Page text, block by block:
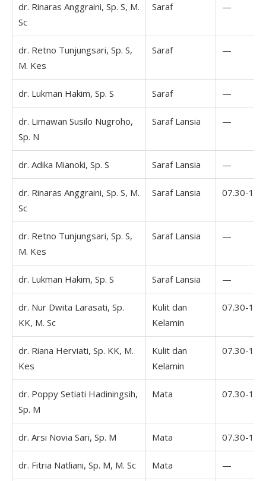
dr. Rinaras Anggraini, Sp. S, M.
Sc
Saraf —
dr. Retno Tunjungsari, Sp. S,
M. Kes
Saraf —
dr. Lukman Hakim, Sp. S Saraf —
dr. Limawan Susilo Nugroho,
Sp. N
Saraf Lansia —
dr. Adika Mianoki, Sp. S Saraf Lansia —
dr. Rinaras Anggraini, Sp. S, M.
Sc
Saraf Lansia 07.30-
dr. Retno Tunjungsari, Sp. S,
M. Kes
Saraf Lansia —
dr. Lukman Hakim, Sp. S Saraf Lansia —
dr. Nur Dwita Larasati, Sp.
KK, M. Sc
Kulit dan
Kelamin
07.30-
dr. Riana Herviati, Sp. KK, M.
Kes
Kulit dan
Kelamin
07.30-
dr. Poppy Setiati Hadiningsih,
Sp. M
Mata 07.30-
dr. Arsi Novia Sari, Sp. M Mata 07.30-
dr. Fitria Natliani, Sp. M, M. Sc Mata —